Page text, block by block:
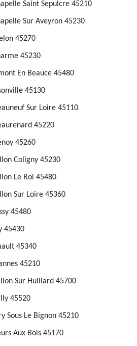
Saint Sepulcre 45210
Sur Aveyron 45230
45270
45230
En Beauce 45480
45130
Sur Loire 45110
45220
45260
Coligny 45230
Le Roi 45480
Sur Loire 45360
45480
45430
45340
45210
Sur Huillard 45700
45520
Sous Le Bignon 45210
Aux Bois 45170